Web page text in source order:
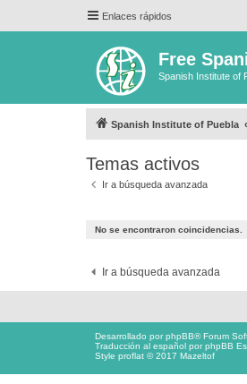
Enlaces rápidos
Free
Spanish Institute of
Spanish Institute of Puebla
Temas activos
Ir a búsqueda avanzada
No se encontraron coincidencias.
Ir a búsqueda avanzada
Desarrollado porphpBB® Forum
Traducción al español porphpBB
Style proflat © 2017 Mazeltof